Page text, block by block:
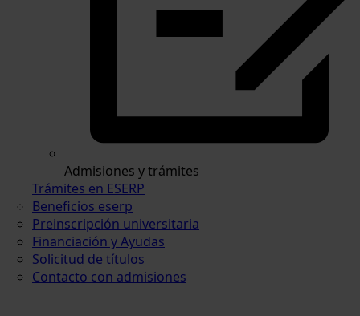
Admisiones y trámites
Trámites en ESERP
Beneficios eserp
Preinscripción universitaria
Financiación y Ayudas
Solicitud de títulos
Contacto con admisiones